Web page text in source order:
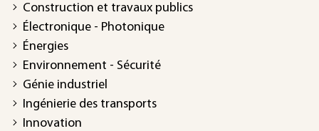
Construction et travaux publics
Électronique - Photonique
Énergies
Environnement - Sécurité
Génie industriel
Ingénierie des transports
Innovation